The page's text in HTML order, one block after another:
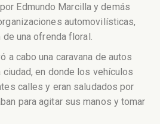
Edmundo Marcilla y demás
automovilísticas,
una ofrenda floral.
a cabo una caravana de autos
en donde los vehículos
calles y eran saludados por
para agitar sus manos y tomar